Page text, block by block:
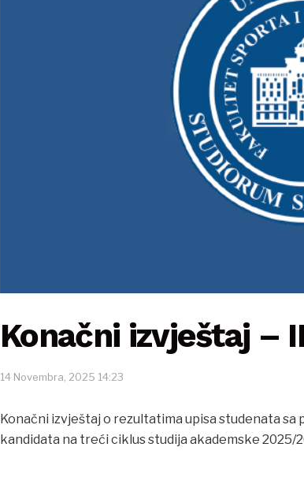
Konačni izvještaj –
14 Novembra, 2025 14:23
Konačni izvještaj o rezultatima upisa studenata
kandidata na treći ciklus studija akademske 2025/